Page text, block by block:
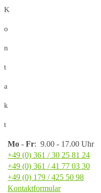
K
o
n
t
a
k
t
Mo - Fr: 9.00 - 17.00 Uhr
+49 (0) 361 / 30 25 81 24
+49 (0) 361 / 41 77 03 30
+49 (0) 179 / 425 50 98
Kontaktformular